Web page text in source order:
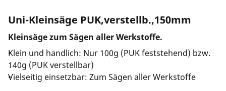
Uni-Kleinsäge PUK,verstellb.,150mm
Kleinsäge zum Sägen aller Werkstoffe.
Klein und handlich: Nur 100g (PUK feststehend) bzw.
140g (PUK verstellbar)
Vielseitig einsetzbar: Zum Sägen aller Werkstoffe